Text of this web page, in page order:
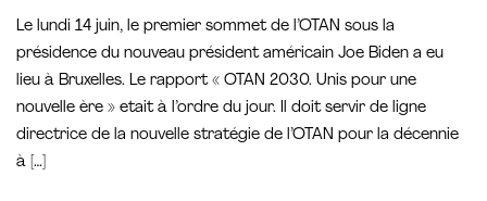
Le lundi 14 juin, le premier sommet de l’OTAN sous la
présidence du nouveau président américain Joe Biden a eu
lieu à Bruxelles. Le rapport « OTAN 2030. Unis pour une
nouvelle ère » etait à l’ordre du jour. Il doit servir de ligne
directrice de la nouvelle stratégie de l’OTAN pour la décennie
à […]